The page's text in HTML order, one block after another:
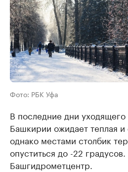
Фото: РБК Уфа
В последние дни уходящего
Башкирии ожидает теплая
однако местами столбик
опуститься до -22
Башгидрометцентр.